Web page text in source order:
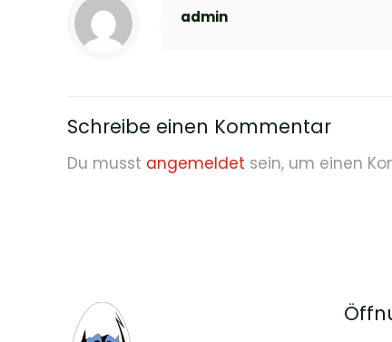
admin
Schreibe einen Kommentar
Du musst angemeldet sein, um einen